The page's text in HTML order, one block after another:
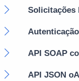
Solicitações
API SOAP
API JSON